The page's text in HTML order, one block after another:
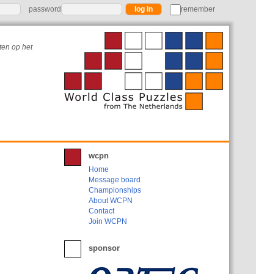
password remember
op het
wcpn
Home
Message board
Championships
About WCPN
Contact
Join WCPN
sponsor